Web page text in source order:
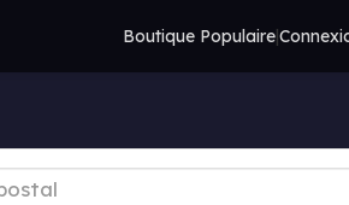
Boutique Populaire|